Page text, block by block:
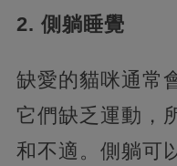
2. 側躺睡覺
缺愛的貓咪通常
它們缺乏運動，
和不適。側躺可